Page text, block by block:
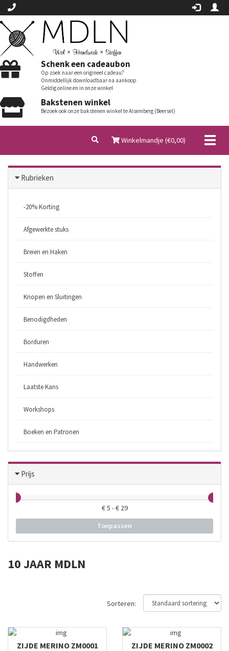
Schenk een cadeaubon
Op zoek naar een origineel cadeau?
Onmiddellijk downloadbaar na aankoop
Geldig online en in onze winkel
Bakstenen winkel
Bezoek ook onze bakstenen winkel te Alsemberg (Beersel)
Winkelmandje (€0,00)
Rubrieken
-20% Korting
Afgewerkte stuks
Breien en Haken
Stoffen
Knopen en Sluitingen
Benodigdheden
Borduren
Handwerken
Laatste Kans
Workshops
Boeken en Patronen
Prijs
€5 - € 29
Toepassen
10 JAAR MDLN
Sorteren:
ZIJDE MERINO ZM0001 ZIJDE MERINO ZM0002